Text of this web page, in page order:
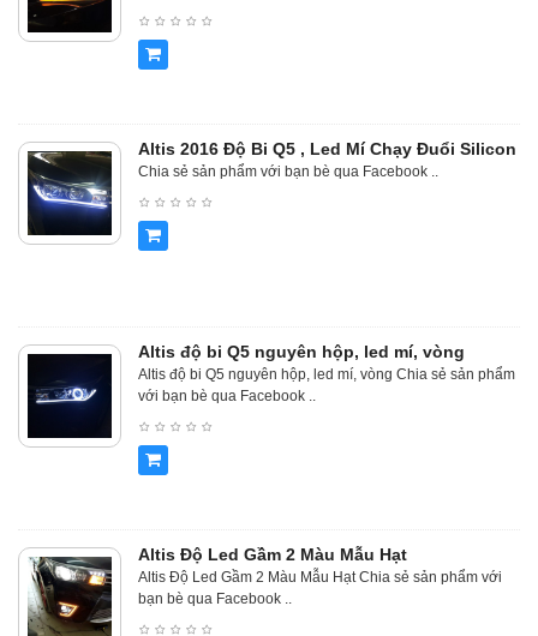
Altis 2016 Độ Bi Q5 , Led Mí Chạy Đuổi Silicon
Chia sẻ sản phẩm với bạn bè qua Facebook ..
Altis độ bi Q5 nguyên hộp, led mí, vòng
Altis độ bi Q5 nguyên hộp, led mí, vòng Chia sẻ sản phẩm
với bạn bè qua Facebook ..
Altis Độ Led Gầm 2 Màu Mẫu Hạt
Altis Độ Led Gầm 2 Màu Mẫu Hạt Chia sẻ sản phẩm với
bạn bè qua Facebook ..